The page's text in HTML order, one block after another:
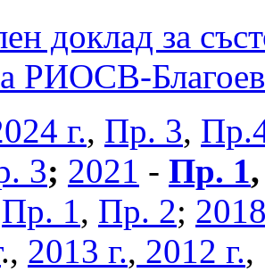
доклад за
РИОСВ-
г., Пр. 3,
3; 2021 - Пр. 1
Пр. 1, Пр. 2;
., 2013 г., 2012 г.